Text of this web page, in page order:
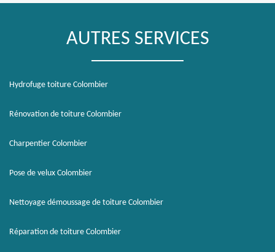
AUTRES SERVICES
Hydrofuge toiture Colombier
Rénovation de toiture Colombier
Charpentier Colombier
Pose de velux Colombier
Nettoyage démoussage de toiture Colombier
Réparation de toiture Colombier